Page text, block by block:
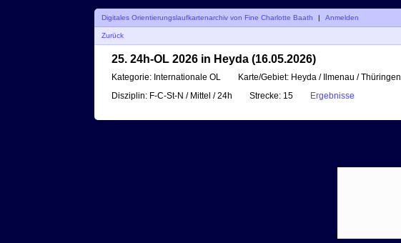
Digitales Orientierungslaufkartenarchiv von Fine Charlotte Baath | Anmelden
Zurück
25. 24h-OL 2026 in Heyda (16.05.2026)
Kategorie: Internationale OL Karte/Gebiet: Heyda / Ilmenau / Thüringen
Disziplin: F-C-St-N / Mittel / 24h Strecke: 15 Ergebnisse